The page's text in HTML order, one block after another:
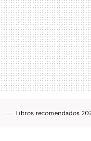
Libros recomendados